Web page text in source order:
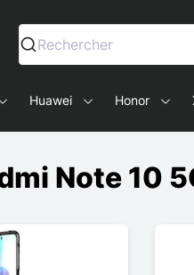
en Accessoires voor
Rechercher
Huawei Honor
Note 10